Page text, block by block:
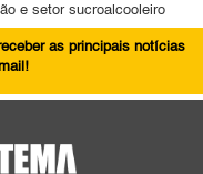
e setor sucroalcooleiro
as principais notícias